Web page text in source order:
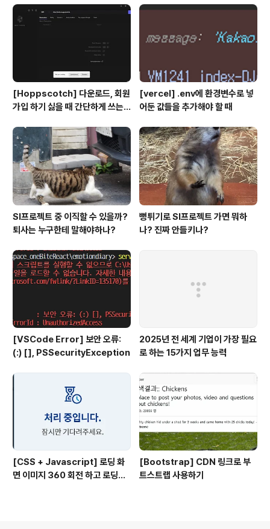
en'; for (let number = 2; number
[Hoppscotch] 다운로드, 회원
가입 하기 싫을 때 간단하게 쓰는
[vercel] .env에 환경변수로 넣
어둔 값들을 추가해야 할 때
SI프로젝트 중 이직할 수 있을까?
퇴사는 누구한테 말해야하나?
뻥튀기로 SI프로젝트 가면 뭐하
나? 진짜 안들키나?
[VSCode Error] 보안 오류:
(:) [], PSSecurityException
2025년 전 세계 기업이 가장 필요
로 하는 15가지 업무 능력
[CSS + Javascript] 로딩 화
면 이미지 360 회전 하고 로딩중
[Bootstrap] CDN 링크로 부
트스트랩 사용하기